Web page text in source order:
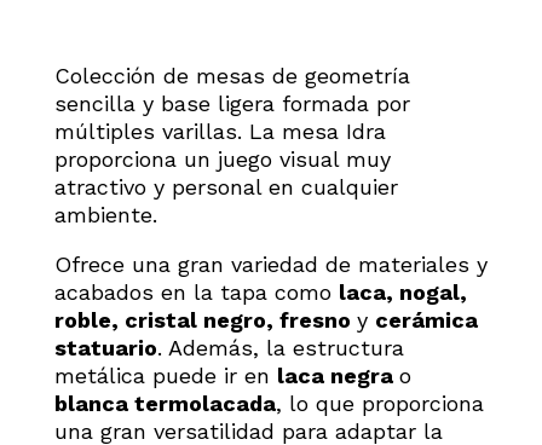
Colección de mesas de geometría
sencilla y base ligera formada por
múltiples varillas. La mesa Idra
proporciona un juego visual muy
atractivo y personal en cualquier
ambiente.
Ofrece una gran variedad de materiales y
acabados en la tapa como laca, nogal,
roble, cristal negro, fresno y cerámica
statuario. Además, la estructura
metálica puede ir en laca negra o
blanca termolacada, lo que proporciona
una gran versatilidad para adaptar la